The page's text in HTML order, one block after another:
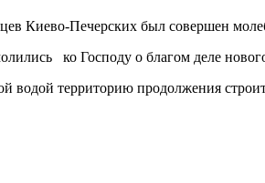
Киево-Печерских был совершен
ко Господу о благом деле
водой территорию продолжения